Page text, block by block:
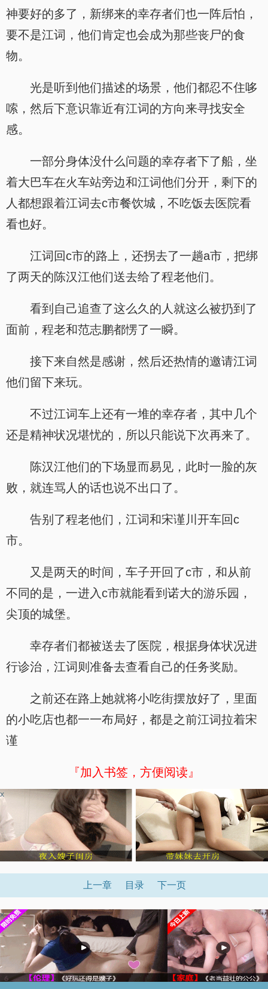
神要好的多了，新绑来的幸存者们也一阵后怕，
要不是江词，他们肯定也会成为那些丧尸的食
物。
光是听到他们描述的场景，他们都忍不住哆
嗦，然后下意识靠近有江词的方向来寻找安全
感。
一部分身体没什么问题的幸存者下了船，坐
着大巴车在火车站旁边和江词他们分开，剩下的
人都想跟着江词去c市餐饮城，不吃饭去医院看
看也好。
江词回c市的路上，还拐去了一趟a市，把绑
了两天的陈汉江他们送去给了程老他们。
看到自己追查了这么久的人就这么被扔到了
面前，程老和范志鹏都愣了一瞬。
接下来自然是感谢，然后还热情的邀请江词
他们留下来玩。
不过江词车上还有一堆的幸存者，其中几个
还是精神状况堪忧的，所以只能说下次再来了。
陈汉江他们的下场显而易见，此时一脸的灰
败，就连骂人的话也说不出口了。
告别了程老他们，江词和宋谨川开车回c
市。
又是两天的时间，车子开回了c市，和从前
不同的是，一进入c市就能看到诺大的游乐园，
尖顶的城堡。
幸存者们都被送去了医院，根据身体状况进
行诊治，江词则准备去查看自己的任务奖励。
之前还在路上她就将小吃街摆放好了，里面
的小吃店也都一一布局好，都是之前江词拉着宋
谨
『加入书签，方便阅读』
x
上一章 目录 下一页
x